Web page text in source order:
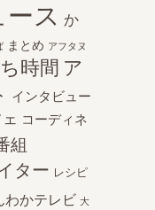
ス か
まとめ アフタヌ
時間 ア
インタビュー
コーディネ
組
ター レシピ
わかテレビ 大